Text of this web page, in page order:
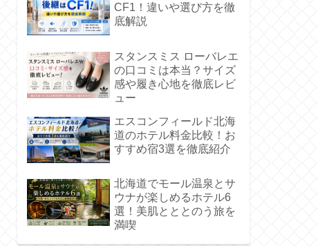
CF1！違いや選び方を徹
底解説
スタンスミス ローバレエ
の口コミは本当？サイズ
感や履き心地を徹底レビ
ュー
エスコンフィールド北海
道のホテル料金比較！お
すすめ宿3選を徹底紹介
北海道でモール温泉とサ
ウナが楽しめるホテル6
選！美肌とととのう旅を
満喫